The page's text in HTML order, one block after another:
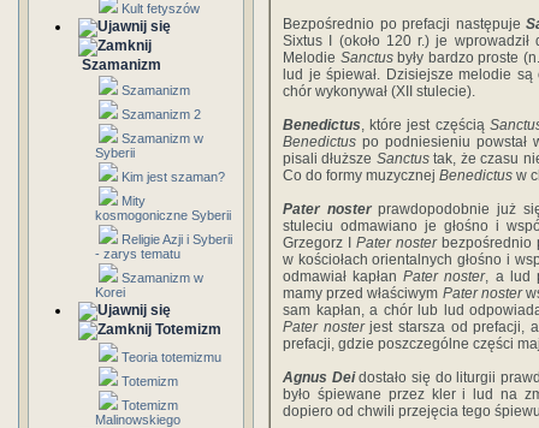
Kult fetyszów
Szamanizm
Szamanizm
Szamanizm 2
Szamanizm w
Syberii
Kim jest szaman?
Mity
kosmogoniczne Syberii
Religie Azji i Syberii
- zarys tematu
Szamanizm w
Korei
Totemizm
Teoria totemizmu
Totemizm
Totemizm
Malinowskiego
Bezpośrednio po prefacji następuje
Sixtus I (około 120 r.) je
Melodie Sanctusbyły bardzo proste
lud je śpiewał. Dzisiejsze melodie
chór wykonywał (XII stulecie).
Benedictus, które jest częścią
Benedictus po podniesieniu powstał
pisali dłuższe Sanctustak, że czasu
Co do formy muzycznej Benedictus w
Pater nosterprawdopodobnie już
stuleciu odmawiano je głośno i
Grzegorz I Pater nosterbezpośrednio
w kościołach orientalnych głośno i
odmawiał kapłanPater noster, a lud
mamy przed właściwym Pater noster
sam kapłan, a chór lub lud
Pater nosterjest starsza od prefacji,
prefacji, gdzie poszczególne części
Agnus Deidostało się do liturgii
było śpiewane przez kler i lud na
dopiero od chwili przejęcia tego